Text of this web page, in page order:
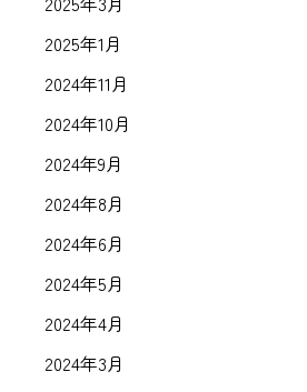
2025年1月
2024年11月
2024年10月
2024年9月
2024年8月
2024年6月
2024年5月
2024年4月
2024年3月